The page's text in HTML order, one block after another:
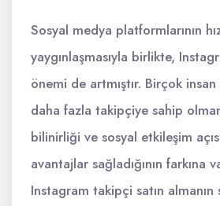
Sosyal medya platformlarının
yaygınlaşmasıyla birlikte,
önemi de artmıştır. Birçok
daha fazla takipçiye sahip
bilinirliği ve sosyal etkileşim
avantajlar sağladığının farkına
Instagram takipçi satın almanın